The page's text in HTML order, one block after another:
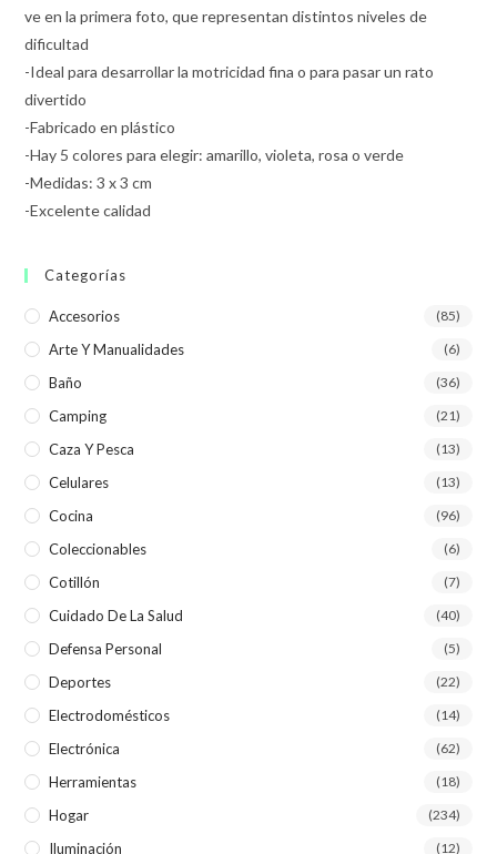
ve en la primera foto, que representan distintos niveles de
dificultad
-Ideal para desarrollar la motricidad fina o para pasar un rato
divertido
-Fabricado en plástico
-Hay 5 colores para elegir: amarillo, violeta, rosa o verde
-Medidas: 3 x 3 cm
-Excelente calidad
Categorías
Accesorios (85)
Arte Y Manualidades (6)
Baño (36)
Camping (21)
Caza Y Pesca (13)
Celulares (13)
Cocina (96)
Coleccionables (6)
Cotillón (7)
Cuidado De La Salud (40)
Defensa Personal (5)
Deportes (22)
Electrodomésticos (14)
Electrónica (62)
Herramientas (18)
Hogar (234)
Iluminación (12)